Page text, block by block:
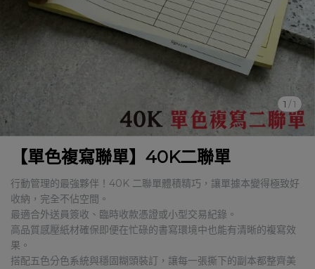
1 /1
【單色複寫聯單】40K二聯單
行動管理的最強夥伴！40K 二聯單體積精巧，讓單據本變得極致好
收納，完全不佔空間。
最適合外送員簽收、臨時收款憑證或小型交易紀錄。
高品質感壓紙材確保即便在忙碌的書寫環境中也能有清晰的複寫效
果。
搭配五色分色系統與穩固糊頭裝訂，讓每一張撕下的副本都整齊美